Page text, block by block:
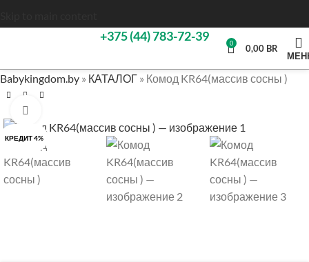
+375 (44) 783-72-39 0 0,00 BR
Babykingdom.by » КАТАЛОГ » Комод KR64(массив сосны )
КРЕДИТ 4%